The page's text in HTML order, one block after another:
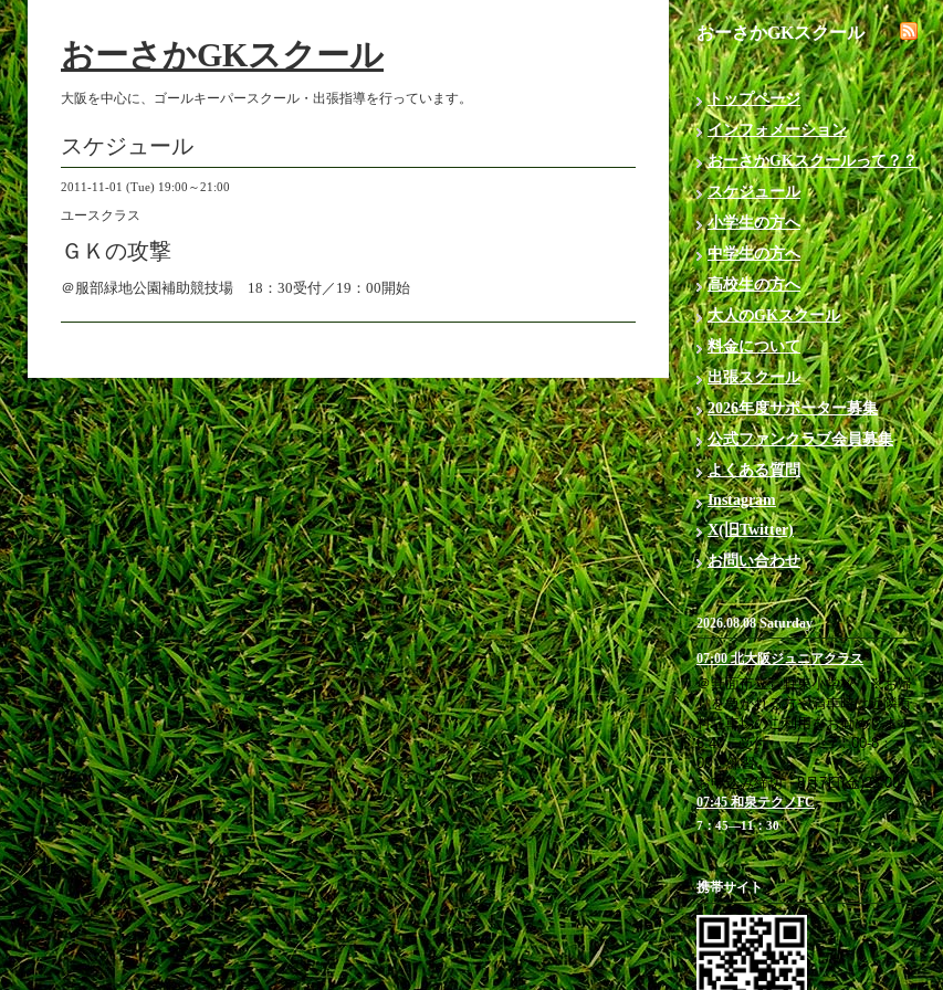
おーさかGKスクール
大阪を中心に、ゴールキーパースクール・出張指導を行っています。
スケジュール
2011-11-01 (Tue) 19:00～21:00
ユースクラス
ＧＫの攻撃
＠服部緑地公園補助競技場 18：30受付／19：00開始
おーさかGKスクール
トップページ
インフォメーション
おーさかGKスクールって？？
スケジュール
小学生の方へ
中学生の方へ
高校生の方へ
大人のGKスクール
料金について
出張スクール
2026年度サポーター募集
公式ファンクラブ会員募集
よくある質問
Instagram
X(旧Twitter)
お問い合わせ
2026.08.08 Saturday
07:00 北大阪ジュニアクラス
＠箕面市立萱野東小学校 ※お帰
りを急がれる方や満車時は近隣有
料駐車場のご利用をお勧めします
6:40 受付 / 7：00-8：
00 練習
お申込み締切 8月7日(金)23:00
07:45 和泉テクノFC
7：45―11：30
携帯サイト